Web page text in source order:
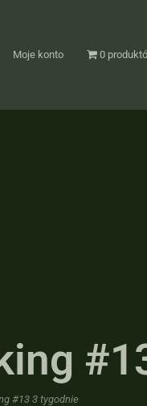
Moje konto 0
#13 3 tygodnie